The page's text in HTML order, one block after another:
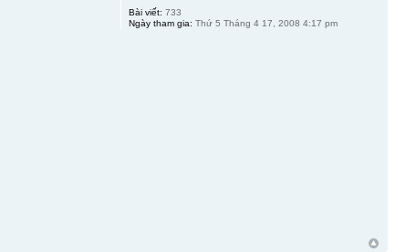
Bài viết: 733
Ngày tham gia: Thứ 5 Tháng 4 17, 2008 4:17 pm